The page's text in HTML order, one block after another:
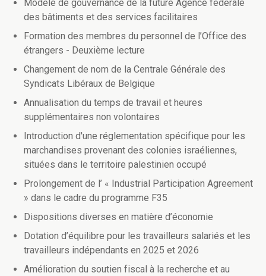
Modèle de gouvernance de la future Agence fédérale
des bâtiments et des services facilitaires
Formation des membres du personnel de l’Office des
étrangers - Deuxième lecture
Changement de nom de la Centrale Générale des
Syndicats Libéraux de Belgique
Annualisation du temps de travail et heures
supplémentaires non volontaires
Introduction d'une réglementation spécifique pour les
marchandises provenant des colonies israéliennes,
situées dans le territoire palestinien occupé
Prolongement de l’ « Industrial Participation Agreement
» dans le cadre du programme F35
Dispositions diverses en matière d’économie
Dotation d’équilibre pour les travailleurs salariés et les
travailleurs indépendants en 2025 et 2026
Amélioration du soutien fiscal à la recherche et au